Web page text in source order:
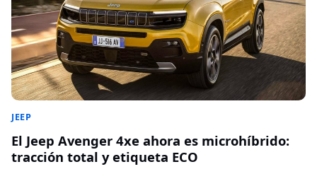
JEEP
El Jeep Avenger 4xe ahora es microhíbrido:
tracción total y etiqueta ECO